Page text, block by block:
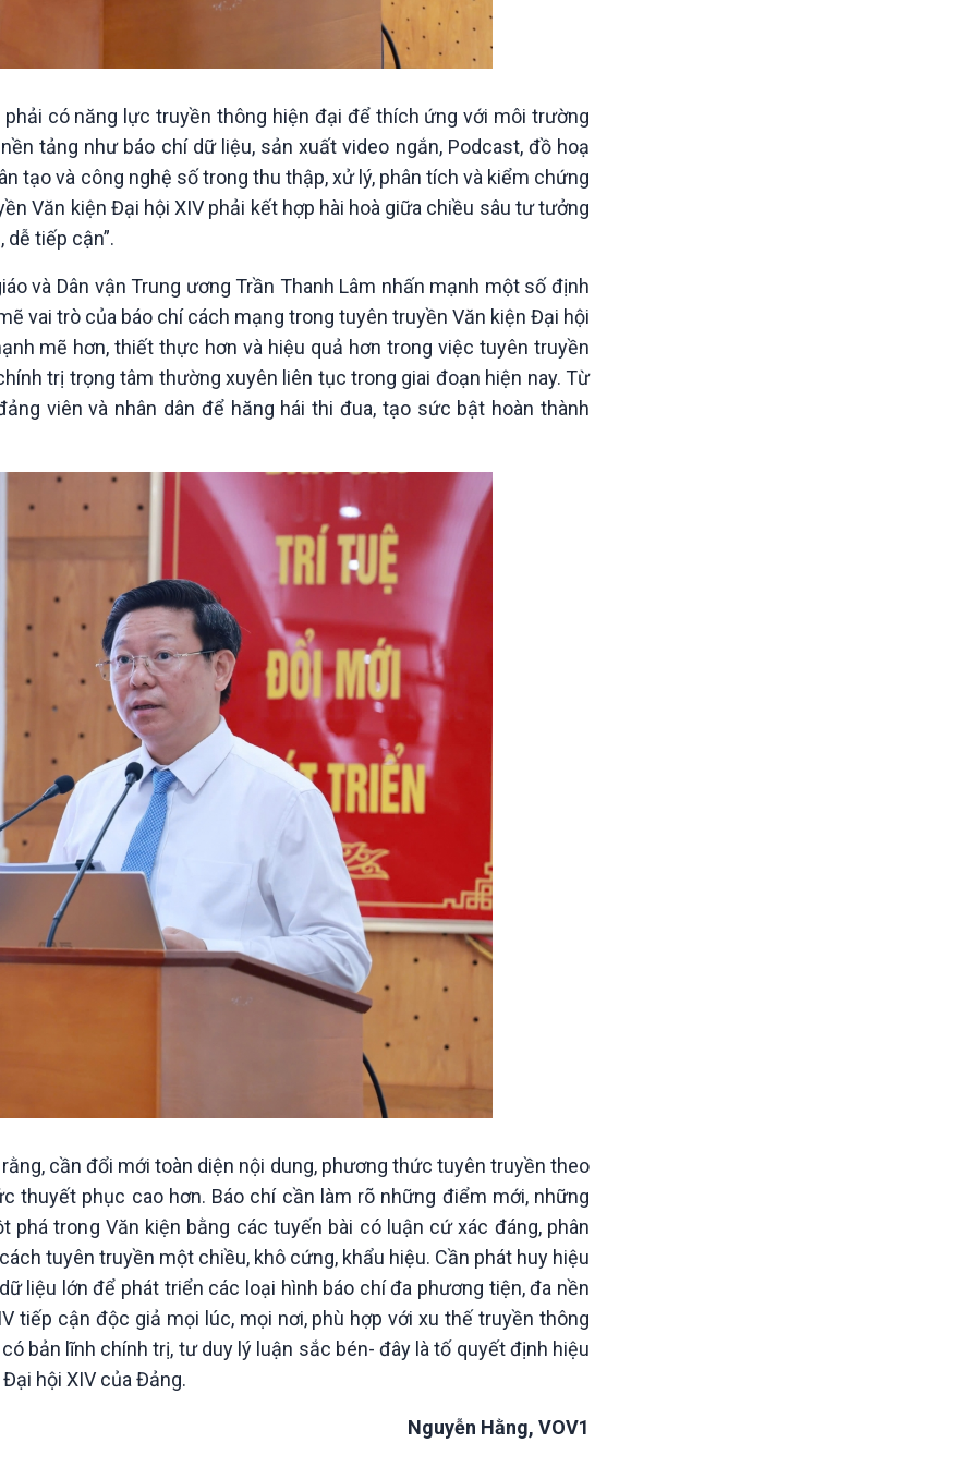
phải có năng lực truyền thông hiện đại để thích ứng với môi trường
tảng như báo chí dữ liệu, sản xuất video ngắn, Podcast, đồ hoạ
tạo và công nghệ số trong thu thập, xử lý, phân tích và kiểm chứng
Văn kiện Đại hội XIV phải kết hợp hài hoà giữa chiều sâu tư tưởng
tiếp cận”.
và Dân vận Trung ương Trần Thanh Lâm nhấn mạnh một số định
vai trò của báo chí cách mạng trong tuyên truyền Văn kiện Đại hội
mẽ hơn, thiết thực hơn và hiệu quả hơn trong việc tuyên truyền
trị trọng tâm thường xuyên liên tục trong giai đoạn hiện nay. Từ
viên và nhân dân để hăng hái thi đua, tạo sức bật hoàn thành
cần đổi mới toàn diện nội dung, phương thức tuyên truyền theo
thuyết phục cao hơn. Báo chí cần làm rõ những điểm mới, những
trong Văn kiện bằng các tuyến bài có luận cứ xác đáng, phân
tuyên truyền một chiều, khô cứng, khẩu hiệu. Cần phát huy hiệu
liệu lớn để phát triển các loại hình báo chí đa phương tiện, đa nền
tiếp cận độc giả mọi lúc, mọi nơi, phù hợp với xu thế truyền thông
bản lĩnh chính trị, tư duy lý luận sắc bén- đây là tố quyết định hiệu
hội XIV của Đảng.
Nguyễn Hằng, VOV1